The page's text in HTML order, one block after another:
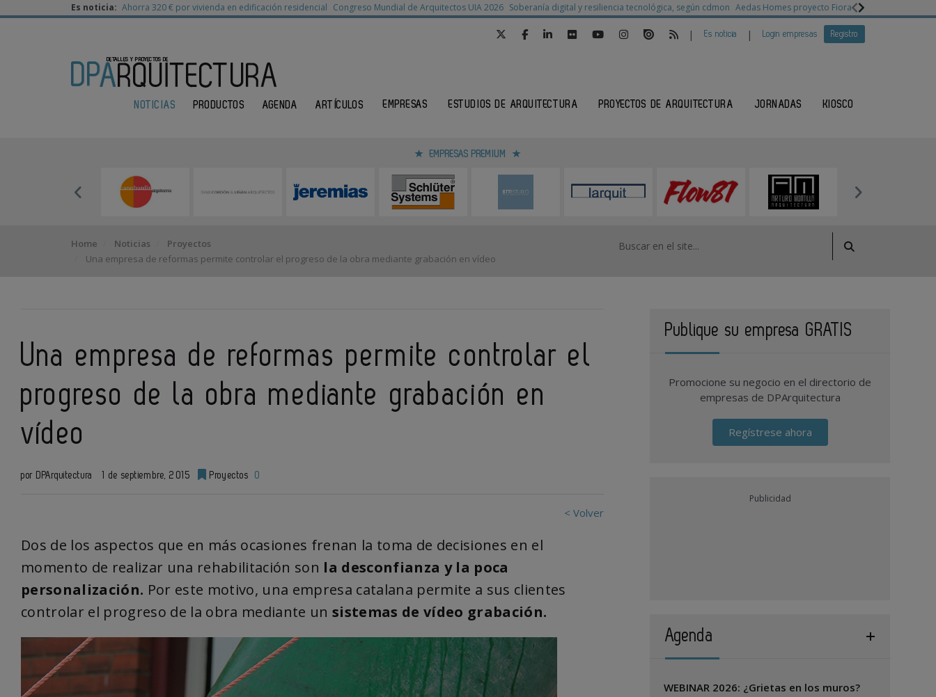
Es noticia: Ahorra 320 € por vivienda en edificación residencial Congreso Mundial de Arquitectos UIA 2026 Soberanía digital y resiliencia tecnológica, según cdmon Aedas Homes proyecto Fiora Ganadores
| Es noticia | Login empresas Registro
NOTICIAS PRODUCTOS AGENDA ARTÍCULOS EMPRESAS ESTUDIOS DE ARQUITECTURA PROYECTOS DE ARQUITECTURA JORNADAS KIOSCO
EMPRESAS PREMIUM
Home Noticias
Proyectos
Una empresa de reformas permite controlar el progreso de la obra mediante grabación en vídeo
Una empresa de reformas permite controlar el
progreso de la obra mediante grabación en
vídeo
por DPArquitectura 1 de septiembre, 2015 Proyectos 0
< Volver
Dos de los aspectos que en más ocasiones frenan la toma de decisiones en el
momento de realizar una rehabilitación son la desconfianza y la poca
personalización. Por este motivo, una empresa catalana permite a sus clientes
controlar el progreso de la obra mediante unsistemas de vídeo grabación.
Publique su empresa GRATIS
Promocione su negocio en el directorio de
empresas de DPArquitectura
Regístrese ahora
Publicidad
Agenda
WEBINAR 2026: ¿Grietas en los muros?